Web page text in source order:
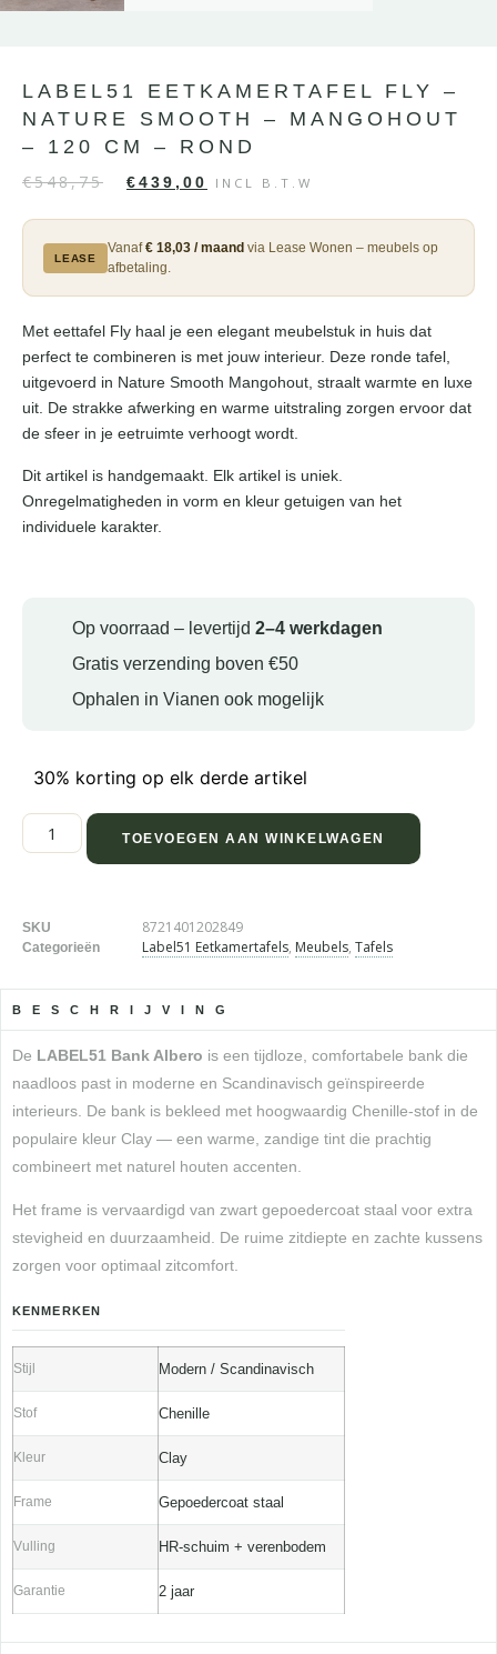
LABEL51 EETKAMERTAFEL FLY –
NATURE SMOOTH – MANGOHOUT
– 120 CM – ROND
€548,75 €439,00 INCL B.T.W
LEASE
Vanaf€ 18,03 / maand via Lease Wonen – meubels op
afbetaling.
Met eettafel Fly haal je een elegant meubelstuk in huis dat
perfect te combineren is met jouw interieur. Deze ronde tafel,
uitgevoerd in Nature Smooth Mangohout, straalt warmte en luxe
uit. De strakke afwerking en warme uitstraling zorgen ervoor dat
de sfeer in je eetruimte verhoogt wordt.
Dit artikel is handgemaakt. Elk artikel is uniek.
Onregelmatigheden in vorm en kleur getuigen van het
individuele karakter.
Op voorraad – levertijd 2–4 werkdagen
Gratis verzending boven €50
Ophalen in Vianen ook mogelijk
30% korting op elk derde artikel
TOEVOEGEN AAN WINKELWAGEN
SKU 8721401202849
Categorieën Label51 Eetkamertafels, Meubels, Tafels
BESCHRIJVING
De LABEL51 Bank Albero is een tijdloze, comfortabele bank die
naadloos past in moderne en Scandinavisch geïnspireerde
interieurs. De bank is bekleed met hoogwaardig Chenille-stof in de
populaire kleur Clay — een warme, zandige tint die prachtig
combineert met naturel houten accenten.
Het frame is vervaardigd van zwart gepoedercoat staal voor extra
stevigheid en duurzaamheid. De ruime zitdiepte en zachte kussens
zorgen voor optimaal zitcomfort.
KENMERKEN
Stijl Modern / Scandinavisch
Stof Chenille
Kleur Clay
Frame Gepoedercoat staal
Vulling HR-schuim + verenbodem
Garantie 2 jaar